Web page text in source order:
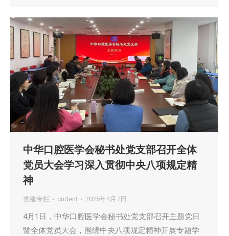
中华口腔医学会秘书处党支部召开全体
党员大会学习深入贯彻中央八项规定精
神
党建专栏 cndent 2025年4月7日
4月1日，中华口腔医学会秘书处党支部召开主题党日
暨全体党员大会，围绕中央八项规定精神开展专题学